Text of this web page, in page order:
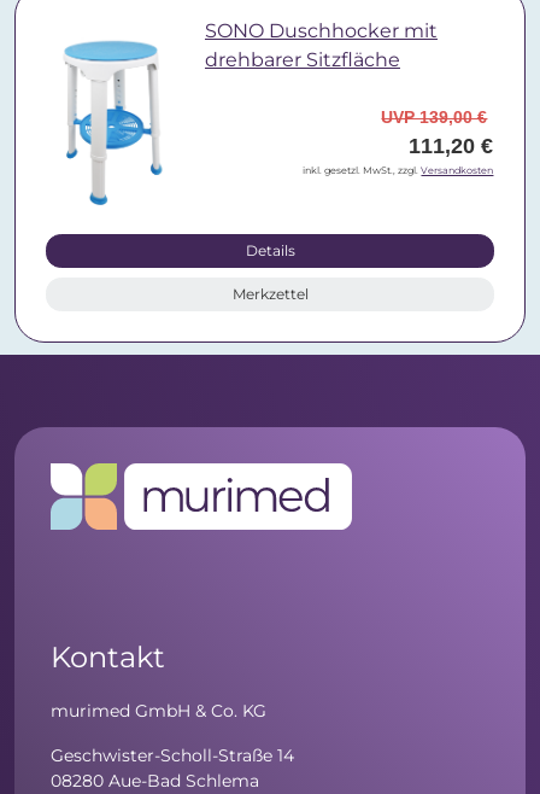
SONO Duschhocker mit
drehbarer Sitzfläche
UVP 139,00 €
111,20 €
inkl. gesetzl. MwSt., zzgl.Versandkosten
Details
Merkzettel
Kontakt
murimed GmbH & Co. KG
Geschwister-Scholl-Straße 14
08280 Aue-Bad Schlema